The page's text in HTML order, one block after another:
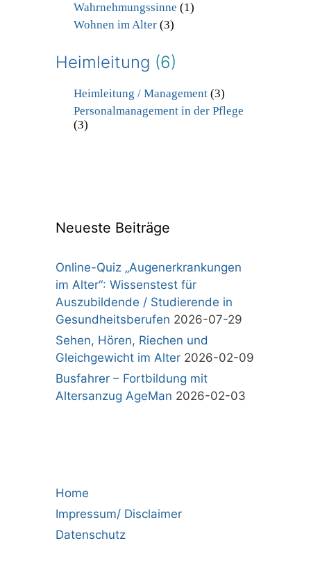
Wahrnehmungssinne (1)
Wohnen im Alter(3)
Heimleitung (6)
Heimleitung / Management(3)
Personalmanagement in der Pflege
(3)
Neueste Beiträge
Online-Quiz „Augenerkrankungen
im Alter“: Wissenstest für
Auszubildende / Studierende in
Gesundheitsberufen 2026-07-29
Sehen, Hören, Riechen und
Gleichgewicht im Alter 2026-02-09
Busfahrer – Fortbildung mit
Altersanzug AgeMan 2026-02-03
Home
Impressum/ Disclaimer
Datenschutz